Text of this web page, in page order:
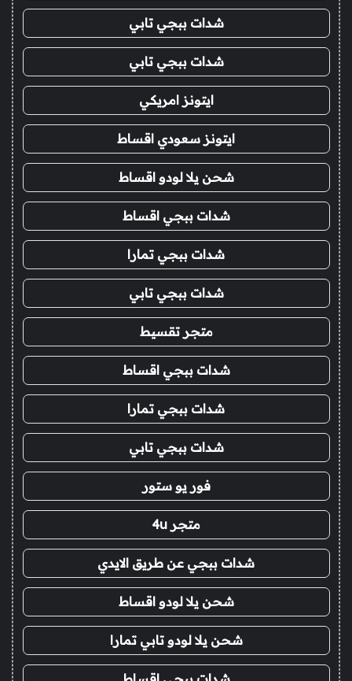
شدات ببجي تابي
شدات ببجي تابي
ايتونز امريكي
ايتونز سعودي اقساط
شحن يلا لودو اقساط
شدات ببجي اقساط
شدات ببجي تمارا
شدات ببجي تابي
متجر تقسيط
شدات ببجي اقساط
شدات ببجي تمارا
شدات ببجي تابي
فور يو ستور
متجر 4u
شدات ببجي عن طريق الايدي
شحن يلا لودو اقساط
شحن يلا لودو تابي تمارا